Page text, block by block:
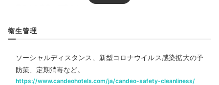
リラクゼーション
飲食
衛生管理
ソーシャルディスタンス、新型コロナウイルス感染拡大の予
防策、定期消毒など。
https://www.candeohotels.com/ja/candeo-safety-cleanliness/